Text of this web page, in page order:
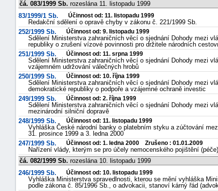
čá. 083/1999 Sb. rozeslána 11. listopadu 1999
83/1999/1 Sb.
Účinnost od: 11. listopadu 1999
Redakční sdělení o opravě chyby v zákonu č. 221/1999 Sb.
252/1999 Sb.
Účinnost od: 9. listopadu 1999
Sdělení Ministerstva zahraničních věcí o sjednání Dohody mezi
republiky o zrušení vízové povinnosti pro držitele národních
251/1999 Sb.
Účinnost od: 11. srpna 1999
Sdělení Ministerstva zahraničních věcí o sjednání Dohody mezi
vzájemném udržování válečných hrobů
250/1999 Sb.
Účinnost od: 10. října 1999
Sdělení Ministerstva zahraničních věcí o sjednání Dohody mezi
demokratické republiky o podpoře a vzájemné ochraně investic
249/1999 Sb.
Účinnost od: 2. října 1999
Sdělení Ministerstva zahraničních věcí o sjednání Dohody mezi
mezinárodní silniční dopravě
248/1999 Sb.
Účinnost od: 11. listopadu 1999
Vyhláška České národní banky o platebním styku a zúčtování
31. prosince 1999 a 3. ledna 2000
247/1999 Sb.
Účinnost od: 1. ledna 2000 Zrušeno : 01.01.2009
Nařízení vlády, kterým se pro účely nemocenského pojištění
čá. 082/1999 Sb. rozeslána 10. listopadu 1999
246/1999 Sb.
Účinnost od: 10. listopadu 1999
Vyhláška Ministerstva spravedlnosti, kterou se mění vyhláška
podle zákona č. 85/1996 Sb., o advokacii, stanoví kárný řád